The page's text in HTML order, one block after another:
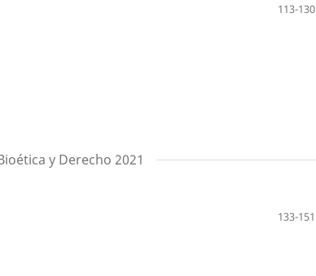
113-130
y Derecho 2021
133-151